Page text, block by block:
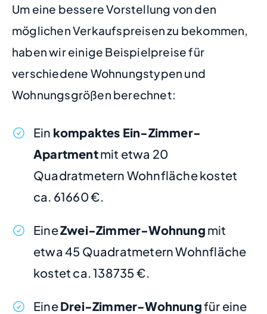
Um eine bessere Vorstellung von den
möglichen Verkaufspreisen zu bekommen,
haben wir einige Beispielpreise für
verschiedene Wohnungstypen und
Wohnungsgrößen berechnet:
Ein kompaktes Ein-Zimmer-
Apartmentmit etwa 20
Quadratmetern Wohnfläche kostet
ca. 61660 €.
EineZwei-Zimmer-Wohnung mit
etwa 45 Quadratmetern Wohnfläche
kostet ca. 138735 €.
EineDrei-Zimmer-Wohnungfür eine